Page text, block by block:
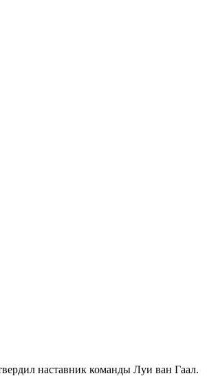
наставник команды Луи ван Гаал.